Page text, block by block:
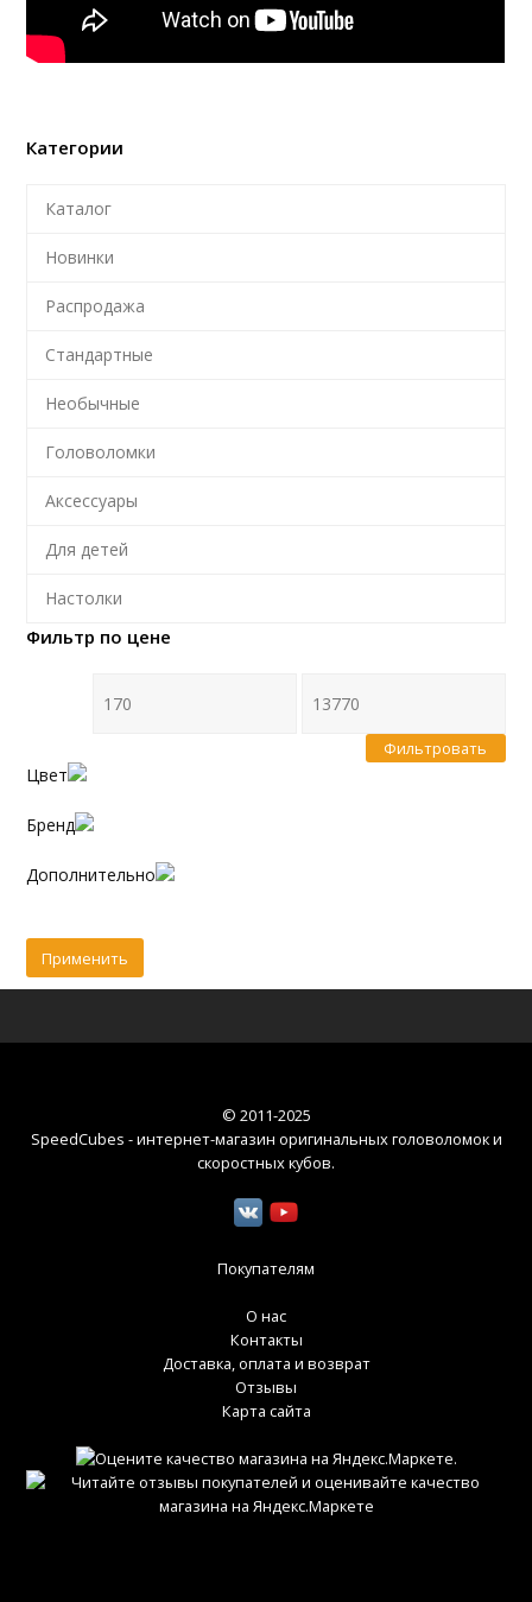
Категории
Каталог
Новинки
Распродажа
Стандартные
Необычные
Головоломки
Аксессуары
Для детей
Настолки
Фильтр по цене
Фильтровать
Цвет
Бренд
Дополнительно
© 2011-2025
SpeedCubes - интернет-магазин оригинальных головоломок и
скоростных кубов.
Покупателям
О нас
Контакты
Доставка, оплата и возврат
Отзывы
Карта сайта